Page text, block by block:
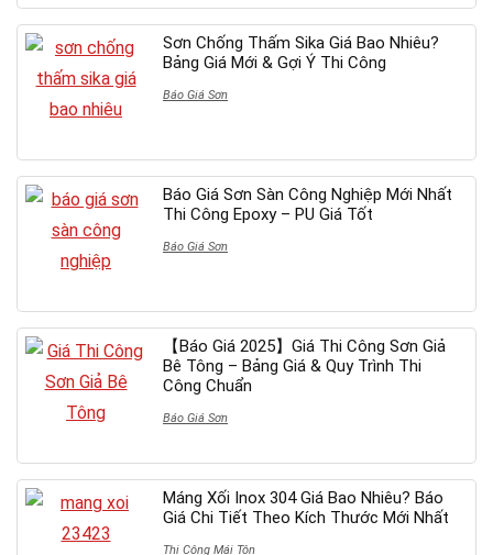
Sơn Chống Thấm Sika Giá Bao Nhiêu?
Bảng Giá Mới & Gợi Ý Thi Công
Báo Giá Sơn
Báo Giá Sơn Sàn Công Nghiệp Mới Nhất
Thi Công Epoxy – PU Giá Tốt
Báo Giá Sơn
【Báo Giá 2025】Giá Thi Công Sơn Giả
Bê Tông – Bảng Giá & Quy Trình Thi
Công Chuẩn
Báo Giá Sơn
Máng Xối Inox 304 Giá Bao Nhiêu? Báo
Giá Chi Tiết Theo Kích Thước Mới Nhất
Thi Công Mái Tôn